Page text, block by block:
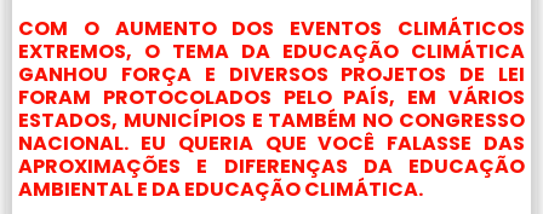
COM O AUMENTO DOS EVENTOS CLIMÁTICOS
EXTREMOS, O TEMA DA EDUCAÇÃO CLIMÁTICA
GANHOU FORÇA E DIVERSOS PROJETOS DE LEI
FORAM PROTOCOLADOS PELO PAÍS, EM VÁRIOS
ESTADOS, MUNICÍPIOS E TAMBÉM NO CONGRESSO
NACIONAL. EU QUERIA QUE VOCÊ FALASSE DAS
APROXIMAÇÕES E DIFERENÇAS DA EDUCAÇÃO
AMBIENTAL E DA EDUCAÇÃO CLIMÁTICA.